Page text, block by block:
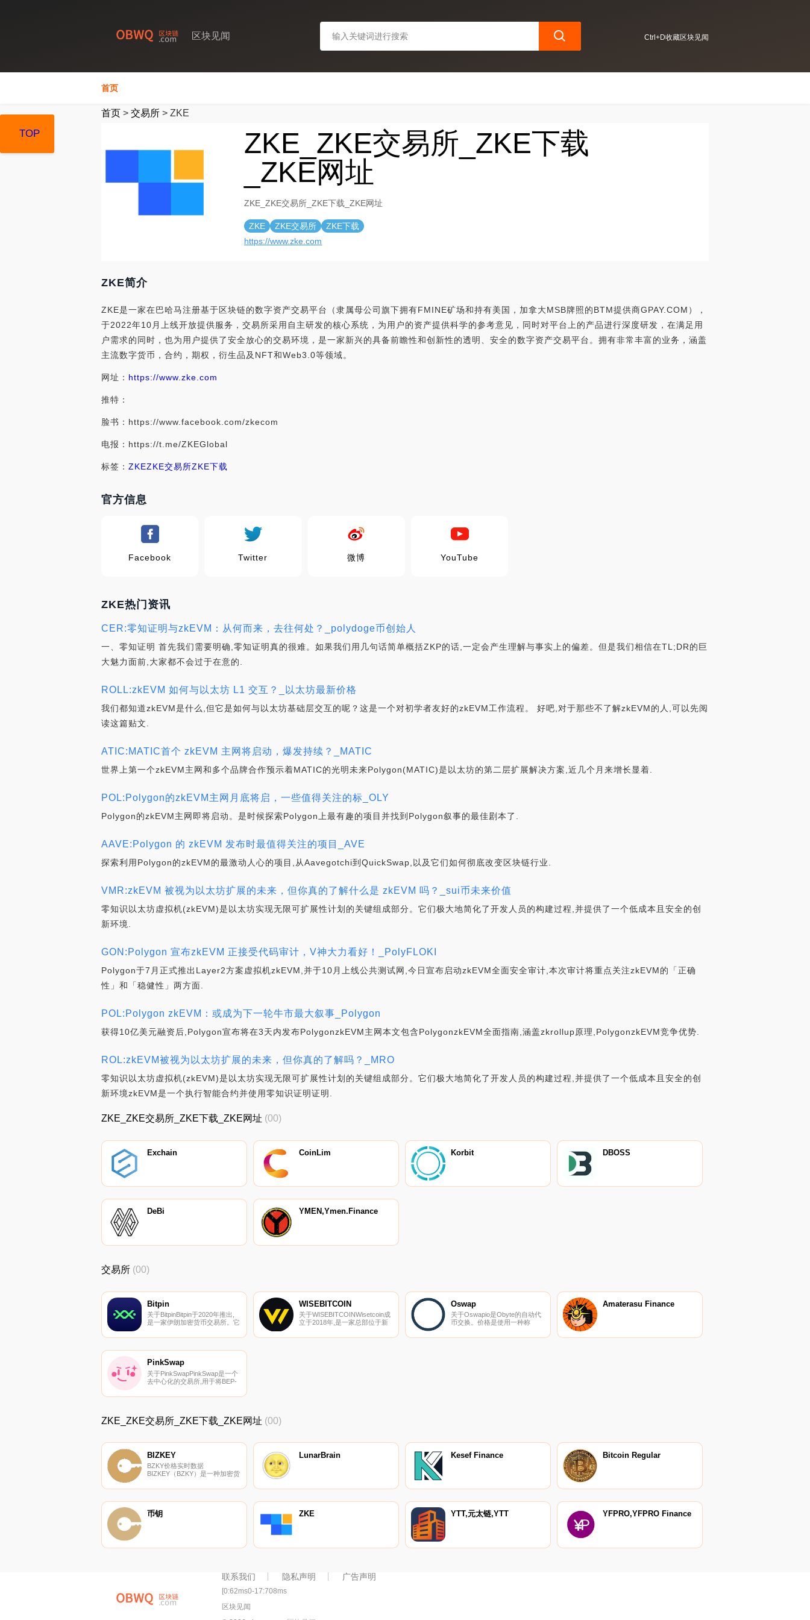
区块见闻 Ctrl+D收藏区块见闻
首页
首页 > 交易所 > ZKE
ZKE_ZKE交易所_ZKE下载
_ZKE网址
ZKE_ZKE交易所_ZKE下载_ZKE网址
ZKE ZKE交易所
ZKE下载
https://www.zke.com
ZKE简介
ZKE是一家在巴哈马注册基于区块链的数字资产交易平台（隶属母公司旗下拥有FMINE矿场和持有美国，加拿大MSB牌照的BTM提供商GPAY.COM），
于2022年10月上线开放提供服务，交易所采用自主研发的核心系统，为用户的资产提供科学的参考意见，同时对平台上的产品进行深度研发，在满足用
户需求的同时，也为用户提供了安全放心的交易环境，是一家新兴的具备前瞻性和创新性的透明、安全的数字资产交易平台。拥有非常丰富的业务，涵盖
主流数字货币，合约，期权，衍生品及NFT和Web3.0等领域。
网址： https://www.zke.com
推特：
脸书：https://www.facebook.com/zkecom
电报：https://t.me/ZKEGlobal
标签： ZKEZKE交易所ZKE下载
官方信息
Facebook Twitter 微博 YouTube
ZKE热门资讯
CER:零知证明与zkEVM：从何而来，去往何处？_polydoge币创始人
一、零知证明 首先我们需要明确,零知证明真的很难。如果我们用几句话简单概括ZKP的话,一定会产生理解与事实上的偏差。但是我们相信在TL;DR的巨
大魅力面前,大家都不会过于在意的.
ROLL:zkEVM 如何与以太坊 L1 交互？_以太坊最新价格
我们都知道zkEVM是什么,但它是如何与以太坊基础层交互的呢？这是一个对初学者友好的zkEVM工作流程。 好吧,对于那些不了解zkEVM的人,可以先阅
读这篇贴文.
ATIC:MATIC首个 zkEVM 主网将启动，爆发持续？_MATIC
世界上第一个zkEVM主网和多个品牌合作预示着MATIC的光明未来Polygon(MATIC)是以太坊的第二层扩展解决方案,近几个月来增长显着.
POL:Polygon的zkEVM主网月底将启，一些值得关注的标_OLY
Polygon的zkEVM主网即将启动。是时候探索Polygon上最有趣的项目并找到Polygon叙事的最佳剧本了.
AAVE:Polygon 的 zkEVM 发布时最值得关注的项目_AVE
探索利用Polygon的zkEVM的最激动人心的项目,从Aavegotchi到QuickSwap,以及它们如何彻底改变区块链行业.
VMR:zkEVM 被视为以太坊扩展的未来，但你真的了解什么是 zkEVM 吗？_sui币未来价值
零知识以太坊虚拟机(zkEVM)是以太坊实现无限可扩展性计划的关键组成部分。它们极大地简化了开发人员的构建过程,并提供了一个低成本且安全的创
新环境.
GON:Polygon 宣布zkEVM 正接受代码审计，V神大力看好！_PolyFLOKI
Polygon于7月正式推出Layer2方案虚拟机zkEVM,并于10月上线公共测试网,今日宣布启动zkEVM全面安全审计,本次审计将重点关注zkEVM的「正确
性」和「稳健性」两方面.
POL:Polygon zkEVM：或成为下一轮牛市最大叙事_Polygon
获得10亿美元融资后,Polygon宣布将在3天内发布PolygonzkEVM主网本文包含PolygonzkEVM全面指南,涵盖zkrollup原理,PolygonzkEVM竞争优势.
ROL:zkEVM被视为以太坊扩展的未来，但你真的了解吗？_MRO
零知识以太坊虚拟机(zkEVM)是以太坊实现无限可扩展性计划的关键组成部分。它们极大地简化了开发人员的构建过程,并提供了一个低成本且安全的创
新环境zkEVM是一个执行智能合约并使用零知识证明证明.
TOP
ZKE_ZKE交易所_ZKE下载_ZKE网址 (00)
Exchain CoinLim Korbit DBOSS
DeBi YMEN,Ymen.Finance
TOP
交易所 (00)
Bitpin
关于BitpinBitpin于2020年推出,
是一家伊朗加密货币交易所。它
朗里亚尔。预计很快将支持未来
WISEBITCOIN
关于WISEBITCOINWisetcoin成
立于2018年,是一家总部位于新
Wisetcoin集成到云上,每天处理
Oswap
关于Oswapio是Obyte的自动代
币交换。价格是使用一种称
设定的。Oswap.io为流动性提
Amaterasu Finance
PinkSwap
关于PinkSwapPinkSwap是一个
去中心化的交易所,用于将BEP-
PinkSwap使用自动做市商
但没有一个订单簿可以让你与其
他人匹配。相反,你交易的是流
TOP
ZKE_ZKE交易所_ZKE下载_ZKE网址 (00)
BIZKEY
BZKY价格实时数据
BIZKEY（BZKY）是一种加密货
BIZKEY目前的供应量为
0.00015576美元,在过去24小时
LunarBrain Kesef Finance Bitcoin Regular
币钥 ZKE YTT,元太链,YTT YFPRO,YFPRO Finance
联系我们 隐私声明 广告声明
[0:62ms0-17:708ms
区块见闻